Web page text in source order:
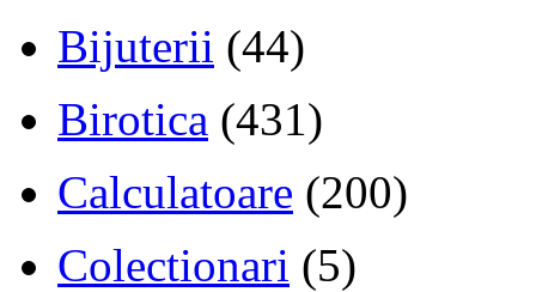
Bijuterii (44)
Birotica (431)
Calculatoare (200)
Colectionari (5)